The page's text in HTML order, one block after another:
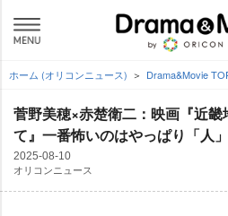
ホーム (オリコンニュース) Drama&Movie
菅野美穂×赤楚衛二：映画『近
て』一番怖いのはやっぱり「人」
2025-08-10
オリコンニュース